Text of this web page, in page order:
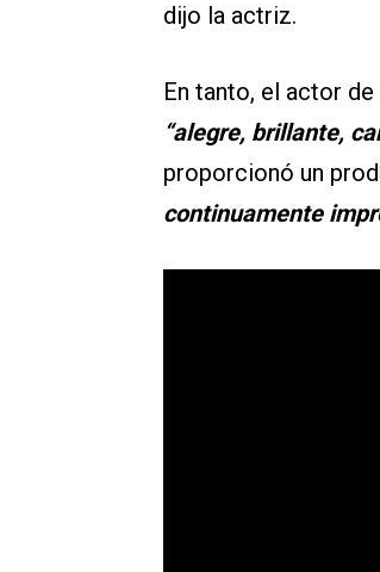
dijo la actriz.
En tanto, el actor
“alegre, brillante,
proporcionó un
continuamente